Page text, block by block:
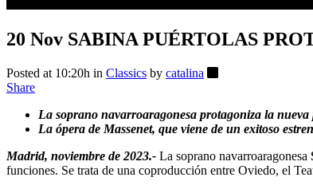
20 Nov SABINA PUÉRTOLAS
Posted at 10:20h in Classics by catalina
Share
La soprano navarroaragonesa protagoniza la nueva
La ópera de Massenet, que viene de un exitoso
Madrid, noviembre de 2023.- La soprano navarroaragonesa
funciones. Se trata de una coproducción entre Oviedo, el